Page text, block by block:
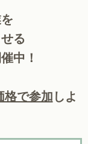
る
中！
格で参加 しよ